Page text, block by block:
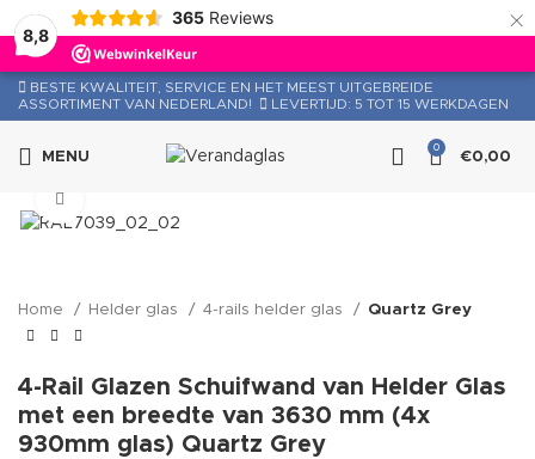
8,8
365 Reviews ×
BESTE KWALITEIT, SERVICE EN HET MEEST UITGEBREIDE
ASSORTIMENT VAN NEDERLAND!
LEVERTIJD: 5 TOT 15 WERKDAGEN
MENU
0
€0,00
Home Helder glas 4-rails helder glas Quartz Grey
4-Rail Glazen Schuifwand van Helder Glas
met een breedte van 3630 mm (4x
930mm glas) Quartz Grey